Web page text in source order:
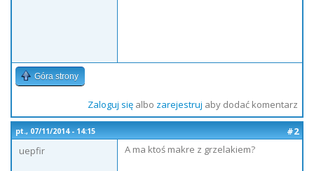
Góra strony
Zaloguj sięalbo zarejestruj aby dodać komentarz
pt., 07/11/2014 - 14:15
#2
uepfir
A ma ktoś makre z grzelakiem?